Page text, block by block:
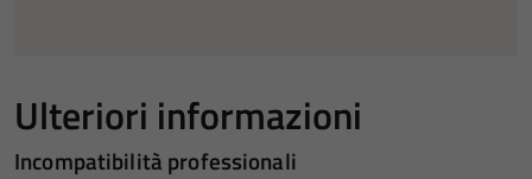
Ulteriori informazioni
Incompatibilità professionali